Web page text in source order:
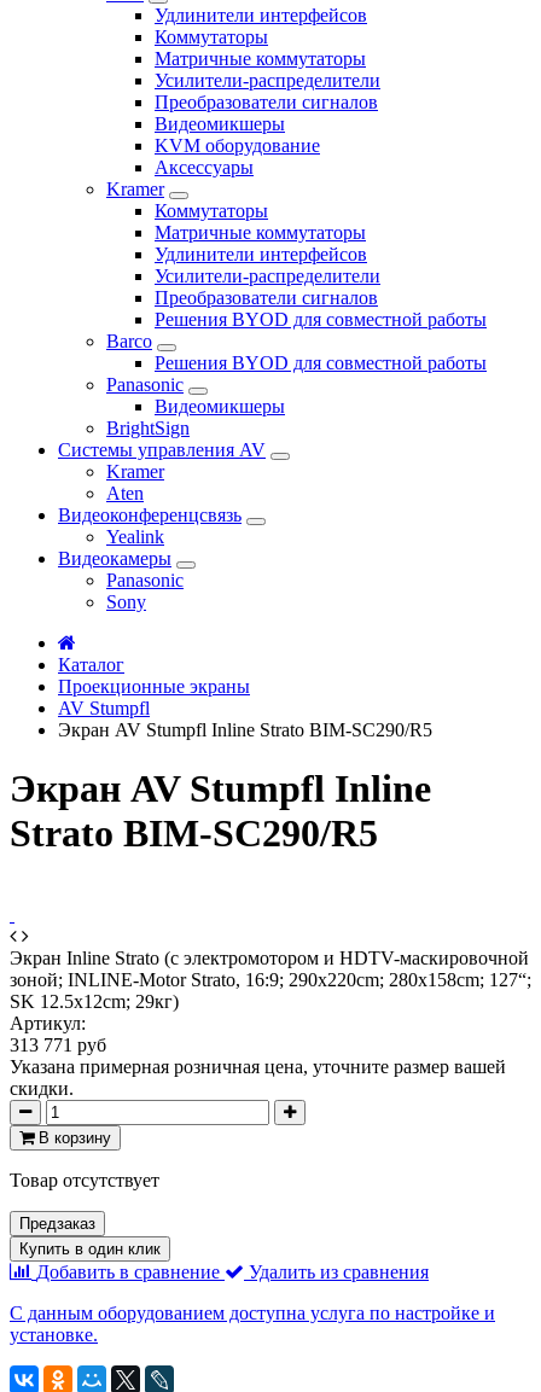
Удлинители интерфейсов
Коммутаторы
Матричные коммутаторы
Усилители-распределители
Преобразователи сигналов
Видеомикшеры
KVM оборудование
Аксессуары
Kramer
Коммутаторы
Матричные коммутаторы
Удлинители интерфейсов
Усилители-распределители
Преобразователи сигналов
Решения BYOD для совместной работы
Barco
Решения BYOD для совместной работы
Panasonic
Видеомикшеры
BrightSign
Системы управления AV
Kramer
Aten
Видеоконференцсвязь
Yealink
Видеокамеры
Panasonic
Sony
Каталог
Проекционные экраны
AV Stumpfl
Экран AV Stumpfl Inline Strato BIM-SC290/R5
Экран AV Stumpfl Inline
Strato BIM-SC290/R5
Экран Inline Strato (с электромотором и HDTV-маскировочной
зоной; INLINE-Motor Strato, 16:9; 290x220cm; 280x158cm; 127“;
SK 12.5x12cm; 29кг)
Артикул:
313 771 руб
Указана примерная розничная цена, уточните размер вашей
скидки.
В корзину
Товар отсутствует
Предзаказ
Купить в один клик
Добавить в сравнение
Удалить из сравнения
С данным оборудованием доступна услуга по настройке и
установке.